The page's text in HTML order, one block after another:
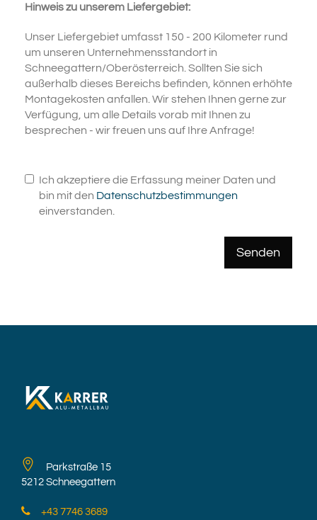
Hinweis zu unserem Liefergebiet:
Unser Liefergebiet umfasst 150 - 200 Kilometer rund
um unseren Unternehmensstandort in
Schneegattern/Oberösterreich. Sollten Sie sich
außerhalb dieses Bereichs befinden, können erhöhte
Montagekosten anfallen. Wir stehen Ihnen gerne zur
Verfügung, um alle Details vorab mit Ihnen zu
besprechen - wir freuen uns auf Ihre Anfrage!
Ich akzeptiere die Erfassung meiner Daten und
bin mit den Datenschutzbestimmungen
einverstanden.
Senden
Parkstraße 15
5212 Schneegattern
+43 7746 3689